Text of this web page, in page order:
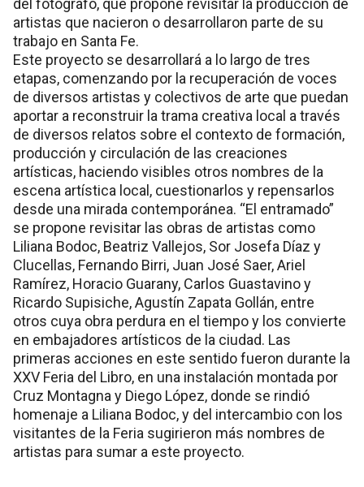
del fotógrafo, que propone revisitar la producción de
artistas que nacieron o desarrollaron parte de su
trabajo en Santa Fe.
Este proyecto se desarrollará a lo largo de tres
etapas, comenzando por la recuperación de voces
de diversos artistas y colectivos de arte que puedan
aportar a reconstruir la trama creativa local a través
de diversos relatos sobre el contexto de formación,
producción y circulación de las creaciones
artísticas, haciendo visibles otros nombres de la
escena artística local, cuestionarlos y repensarlos
desde una mirada contemporánea. “El entramado”
se propone revisitar las obras de artistas como
Liliana Bodoc, Beatriz Vallejos, Sor Josefa Díaz y
Clucellas, Fernando Birri, Juan José Saer, Ariel
Ramírez, Horacio Guarany, Carlos Guastavino y
Ricardo Supisiche, Agustín Zapata Gollán, entre
otros cuya obra perdura en el tiempo y los convierte
en embajadores artísticos de la ciudad. Las
primeras acciones en este sentido fueron durante la
XXV Feria del Libro, en una instalación montada por
Cruz Montagna y Diego López, donde se rindió
homenaje a Liliana Bodoc, y del intercambio con los
visitantes de la Feria sugirieron más nombres de
artistas para sumar a este proyecto.